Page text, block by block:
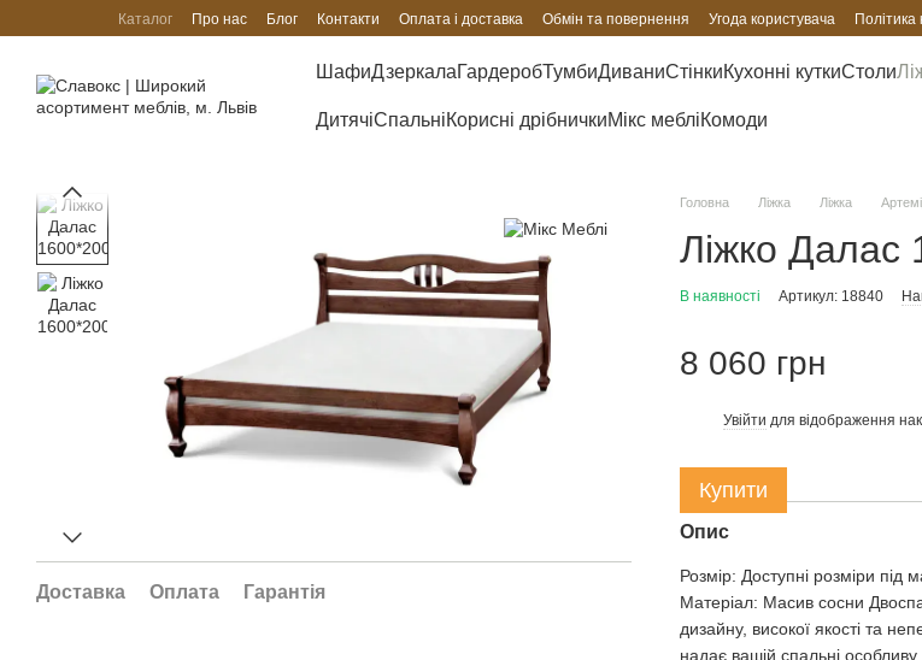
Перейти до основного контенту
Каталог Про нас Блог Контакти Оплата і доставка Обмін та повернення Угода користувача Політика
ШафиДзеркалаГардеробТумбиДиваниСтінкиКухонні куткиСтоли
ДитячіСпальніКорисні дрібничкиМікс мебліКомоди
Доставка Оплата Гарантія
Головна Ліжка Ліжка
Ліжко Далас
В наявності Артикул: 18840
8 060 грн
Увійти для відображення
Купити
Опис
Розмір: Доступні розміри
Матеріал: Масив сосни
дизайну, високої якості та
надає вашій спальні особливу